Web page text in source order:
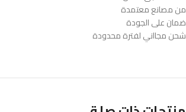
من مصانع معتمدة
ضمان على الجودة
شحن مجااني لفترة محدودة